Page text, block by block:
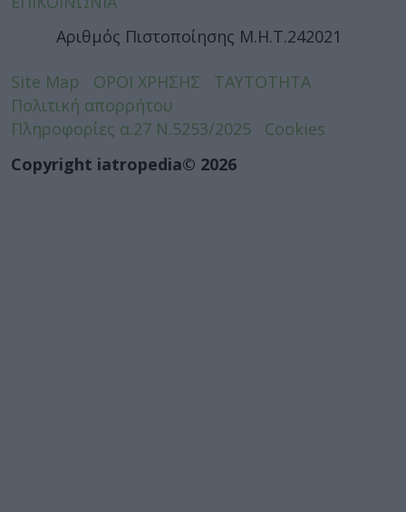
Αριθμός Πιστοποίησης Μ.Η.Τ.242021
Site Map ΟΡΟΙ ΧΡΗΣΗΣ
ΤΑΥΤΟΤΗΤΑ
Πολιτική απορρήτου
Πληροφορίες α.27 Ν.5253/2025
Cookies
Copyright iatropedia© 2026